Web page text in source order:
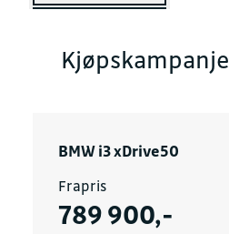
Kjøpskampanje
BMW i3 xDrive50
Frapris
789 900,-